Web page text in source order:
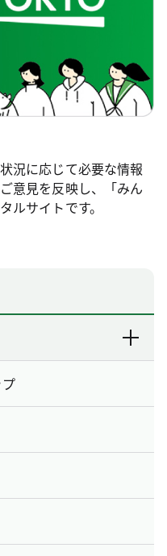
況に応じて必要な情報
意見を反映し、「みん
ルサイトです。